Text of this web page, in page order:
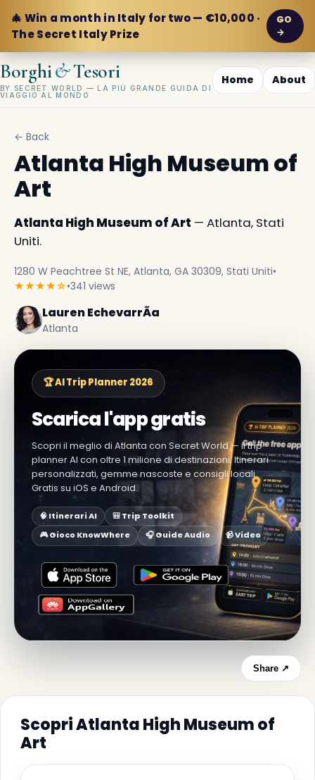
🎄 Win a month in Italy for two — €10,000 ·
The Secret Italy Prize
GO
→
Borghi&Tesori
BY SECRET WORLD — LA PIÙ GRANDE GUIDA DI
VIAGGIO AL MONDO
Home About
← Back
Atlanta High Museum of
Art
Atlanta High Museum of Art — Atlanta, Stati
Uniti.
1280 W Peachtree St NE, Atlanta, GA 30309, Stati Uniti•
★★★★☆•341 views
Lauren EchevarrÃ­a
Atlanta
🏆 AI Trip Planner 2026
Scarica l'app gratis
Scopri il meglio di Atlanta con Secret World — il trip
planner AI con oltre 1 milione di destinazioni. Itinerari
personalizzati, gemme nascoste e consigli locali.
Gratis su iOS e Android.
🧠 Itinerari AI
🎒 Trip Toolkit
🎮 Gioco KnowWhere
🎧 Guide Audio 📹 Video
Share ↗
Scopri Atlanta High Museum of
Art